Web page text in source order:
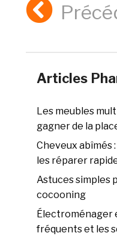
Articles
Les meubles
gagner de la
Cheveux abîmés
les réparer
Astuces simples
cocooning
Électroménager
fréquents et les